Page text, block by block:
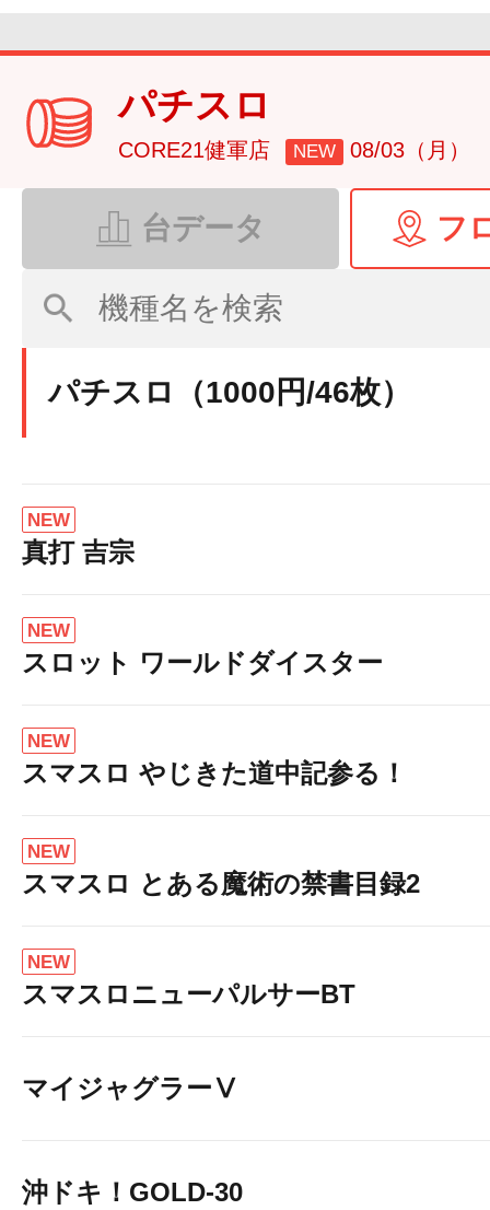
パチスロ
CORE21健軍店 NEW 08/03（月）
台データ フ
パチスロ（1000円/46枚）
NEW
真打 吉宗
NEW
スロット ワールドダイスター
NEW
スマスロ やじきた道中記参る！
NEW
スマスロ とある魔術の禁書目録2
NEW
スマスロニューパルサーBT
マイジャグラーⅤ
沖ドキ！GOLD-30